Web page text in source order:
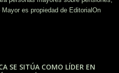
es propiedad de EditorialOn
SE SITÚA COMO LÍDER EN